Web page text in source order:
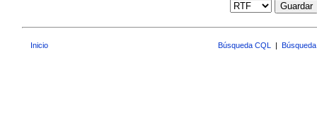
Guardar
Inicio Búsqueda CQL